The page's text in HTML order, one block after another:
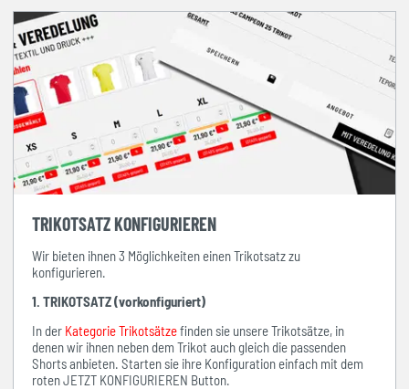
TRIKOTSATZ KONFIGURIEREN
Wir bieten ihnen 3 Möglichkeiten einen Trikotsatz zu
konfigurieren.
1. TRIKOTSATZ (vorkonfiguriert)
In der Kategorie Trikotsätzefinden sie unsere Trikotsätze, in
denen wir ihnen neben dem Trikot auch gleich die passenden
Shorts anbieten. Starten sie ihre Konfiguration einfach mit dem
roten JETZT KONFIGURIEREN Button.